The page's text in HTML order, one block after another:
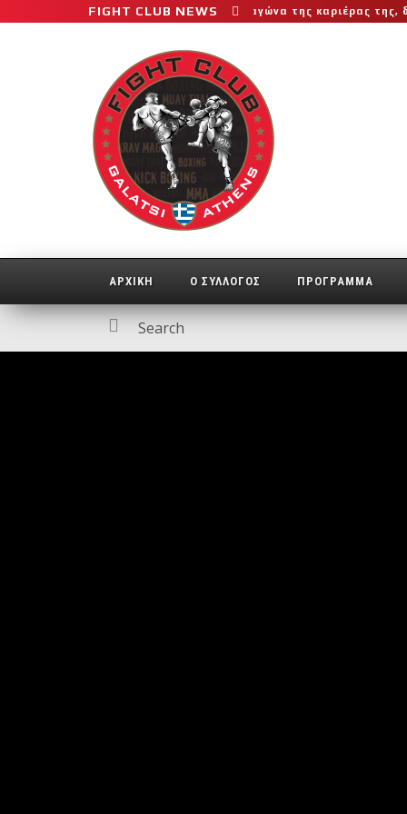
FIGHT CLUB NEWS
μεγαλύτερο και πιο δύσκολο αγώνα της καριέρας της,
ΑΡΧΙΚΗ Ο ΣΥΛΛΟΓΟΣ ΠΡΟΓΡΑΜΜΑ